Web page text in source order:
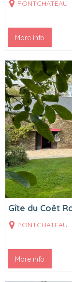
PONTCHATEAU
More info
Gîte du Coët
PONTCHATEAU
More info